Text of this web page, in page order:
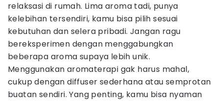
relaksasi di rumah. Lima aroma tadi, punya
kelebihan tersendiri, kamu bisa pilih sesuai
kebutuhan dan selera pribadi. Jangan ragu
bereksperimen dengan menggabungkan
beberapa aroma supaya lebih unik.
Menggunakan aromaterapi gak harus mahal,
cukup dengan diffuser sederhana atau semprotan
buatan sendiri. Yang penting, kamu bisa nyaman